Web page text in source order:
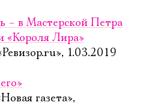
– в Мастерской Петра
«Короля Лира»
1.03.2019
газета»,